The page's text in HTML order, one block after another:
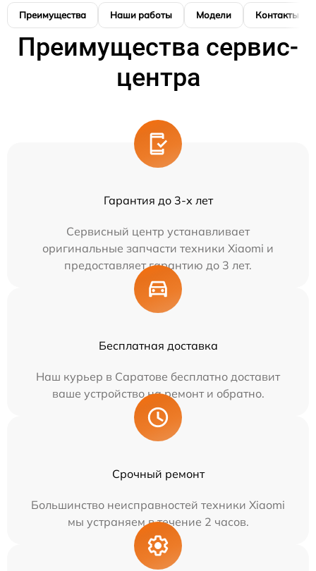
Преимущества Наши работы Модели Контакты
Преимущества сервис-
центра
Гарантия до 3-х лет
Сервисный центр устанавливает
оригинальные запчасти техники Xiaomi и
предоставляет гарантию до 3 лет.
Бесплатная доставка
Наш курьер в Саратове бесплатно доставит
ваше устройство на ремонт и обратно.
Срочный ремонт
Большинство неисправностей техники Xiaomi
мы устраняем в течение 2 часов.